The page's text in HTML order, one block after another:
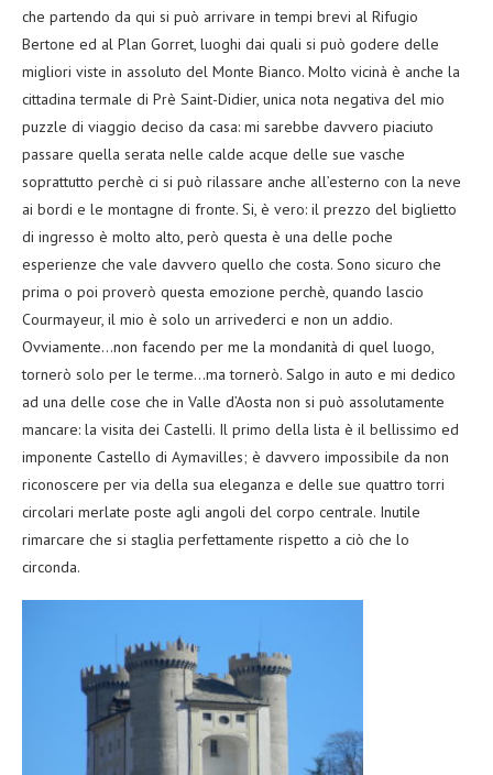
che partendo da qui si può arrivare in tempi brevi al Rifugio
Bertone ed al Plan Gorret, luoghi dai quali si può godere delle
migliori viste in assoluto del Monte Bianco. Molto vicinà è anche la
cittadina termale di Prè Saint-Didier, unica nota negativa del mio
puzzle di viaggio deciso da casa: mi sarebbe davvero piaciuto
passare quella serata nelle calde acque delle sue vasche
soprattutto perchè ci si può rilassare anche all’esterno con la neve
ai bordi e le montagne di fronte. Si, è vero: il prezzo del biglietto
di ingresso è molto alto, però questa è una delle poche
esperienze che vale davvero quello che costa. Sono sicuro che
prima o poi proverò questa emozione perchè, quando lascio
Courmayeur, il mio è solo un arrivederci e non un addio.
Ovviamente…non facendo per me la mondanità di quel luogo,
tornerò solo per le terme…ma tornerò. Salgo in auto e mi dedico
ad una delle cose che in Valle d’Aosta non si può assolutamente
mancare: la visita dei Castelli. Il primo della lista è il bellissimo ed
imponente Castello di Aymavilles; è davvero impossibile da non
riconoscere per via della sua eleganza e delle sue quattro torri
circolari merlate poste agli angoli del corpo centrale. Inutile
rimarcare che si staglia perfettamente rispetto a ciò che lo
circonda.